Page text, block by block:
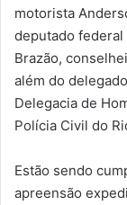
motorista
deputado federal
Brazão,
além do
Delegacia de
Polícia Civil do
Estão sendo
apreensão